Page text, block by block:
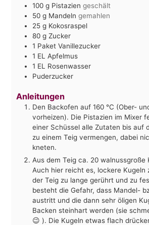
100 g Pistazien geschält
50 g Mandeln gemahlen
25 g Kokosraspel
80 g Zucker
1 Paket Vanillezucker
1 EL Apfelmus
1 EL Rosenwasser
Puderzucker
Anleitungen
Den Backofen auf 160 °C (Ober-
vorheizen). Die Pistazien im Mixer
einer Schüssel alle Zutaten bis auf
zu einem Teig vermengen, dabei
kneten.
Aus dem Teig ca. 20 walnussgroße
Auch hier reicht es, lockere Kugeln
der Teig zu lange gerührt und zu
besteht die Gefahr, dass Mandel-
austritt und die dann sehr öligen
Backen steinhart werden (sie
😉 ). Die Kugeln etwas flach